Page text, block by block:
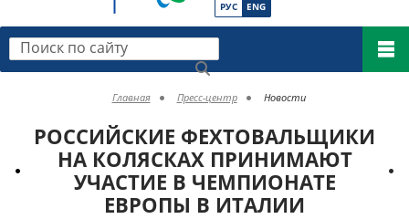
РУС ENG
Поиск по сайту
Главная Пресс-центр Новости
РОССИЙСКИЕ ФЕХТОВАЛЬЩИКИ
НА КОЛЯСКАХ ПРИНИМАЮТ
УЧАСТИЕ В ЧЕМПИОНАТЕ
ЕВРОПЫ В ИТАЛИИ